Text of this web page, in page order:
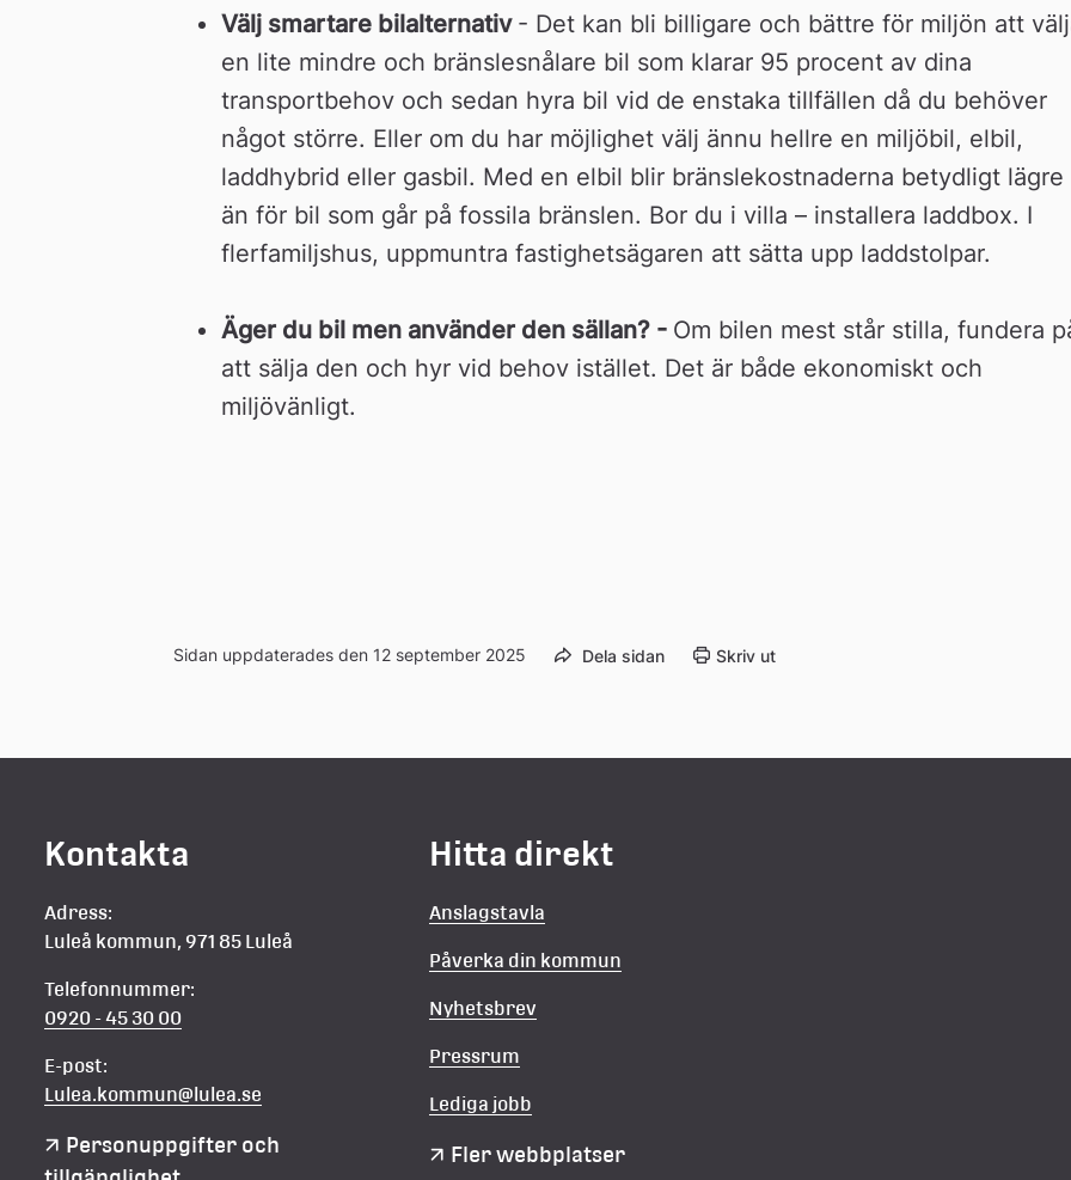
Välj smartare bilalternativ - Det kan bli billigare och bättre för miljön att
en lite mindre och bränslesnålare bil som klarar 95 procent av dina
transportbehov och sedan hyra bil vid de enstaka tillfällen då du behöver
något större. Eller om du har möjlighet välj ännu hellre en miljöbil, elbil,
laddhybrid eller gasbil. Med en elbil blir bränslekostnaderna betydligt lägre
än för bil som går på fossila bränslen. Bor du i villa – installera laddbox. I
flerfamiljshus, uppmuntra fastighetsägaren att sätta upp laddstolpar.
Äger du bil men använder den sällan? - Om bilen mest står stilla, fundera
att sälja den och hyr vid behov istället. Det är både ekonomiskt och
miljövänligt.
Sidan uppdaterades den 12 september 2025 Dela sidan Skriv ut
Kontakta
Adress:
Luleå kommun, 971 85 Luleå
Telefonnummer:
0920 - 45 30 00
E-post:
Lulea.kommun@lulea.se
Personuppgifter och
Hitta direkt
Anslagstavla
Påverka din kommun
Nyhetsbrev
Pressrum
Lediga jobb
Fler webbplatser